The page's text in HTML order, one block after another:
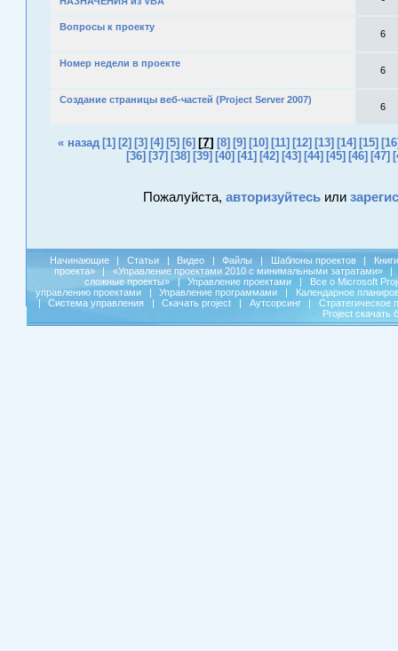
Вопросы к проекту
6
Номер недели в проекте
6
Создание страницы веб-частей (Project Server 2007)
6
« назад [1] [2] [3] [4] [5] [6] [7] [8] [9] [10] [11] [12] [13] [14] [15]
[36] [37] [38] [39] [40] [41] [42] [43] [44] [45] [46] [47]
Пожалуйста, авторизуйтесьили
Начинающие | Статьи | Видео | Файлы | Шаблоны проектов |
Книги
проекта»
| «Управление проектами 2010 с минимальными затратами»
|
сложные проекты»
| Управление проектами |
Все о Microsoft
управлению проектами
| Управление программами |
Календарное
|
Система управления | Скачать project | Аутсорсинг |
Стратегическое
Project скачать